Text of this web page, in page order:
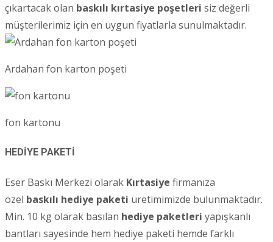
çıkartacak olan baskılı kırtasiye poşetleri siz değerli
müşterilerimiz için en uygun fiyatlarla sunulmaktadır.
Ardahan fon karton poşeti
fon kartonu
HEDİYE PAKETİ
Eser Baskı Merkezi olarak Kırtasiye firmanıza
özel baskılı hediye paketi üretimimizde bulunmaktadır.
Min. 10 kg olarak basılan hediye paketleri yapışkanlı
bantları sayesinde hem hediye paketi hemde farklı